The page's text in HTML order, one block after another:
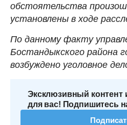
обстоятельства
установлены в ходе
По данному факту
Бостандыкского района
возбуждено уголовное
Эксклюзивный контент
для вас! Подпишитесь